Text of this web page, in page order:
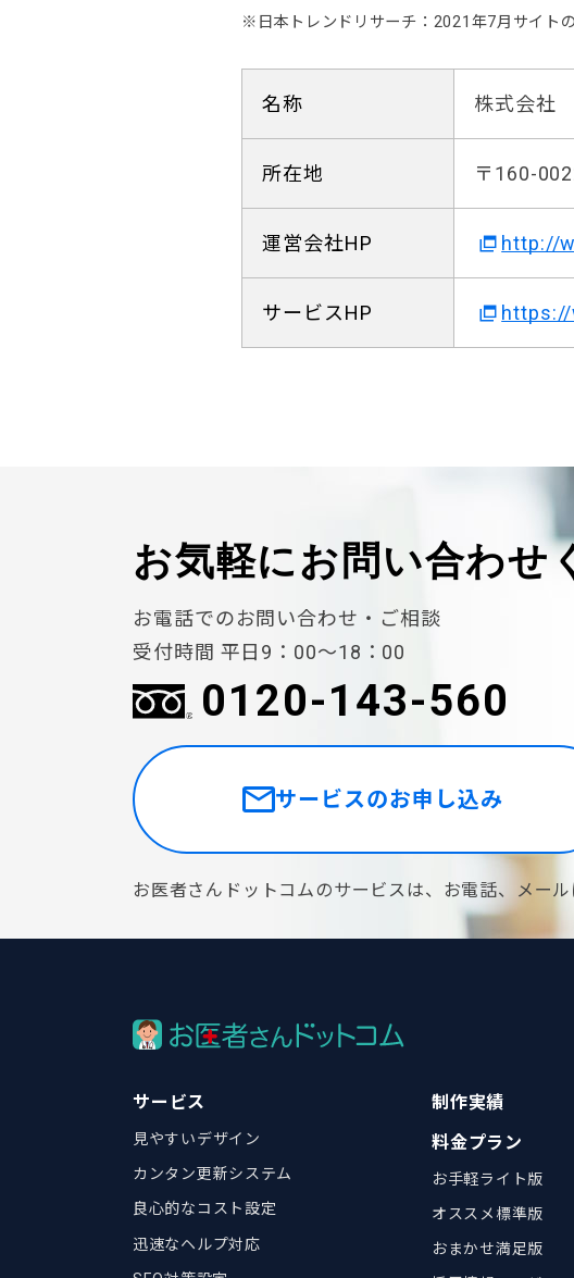
※日本トレンドリサーチ：2021年7月サイト
名称 株式会社
所在地 〒160-
運営会社HP http://
サービスHP
お気軽にお問い合わせ
お電話でのお問い合わせ・ご相談
受付時間 平日9：00〜18：00
0120-143-560
サービスのお申し込み
お医者さんドットコムのサービスは、お電話、メー
サービス
見やすいデザイン
カンタン更新システム
良心的なコスト設定
迅速なヘルプ対応
制作実績
料金プラン
お手軽ライト版
オススメ標準版
おまかせ満足版